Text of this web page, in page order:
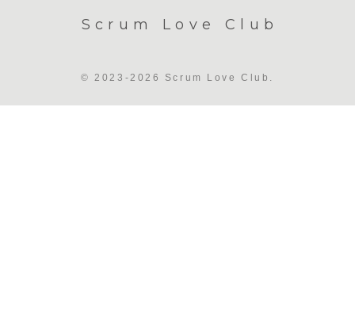
Scrum Love Club
© 2023-2026 Scrum Love Club.